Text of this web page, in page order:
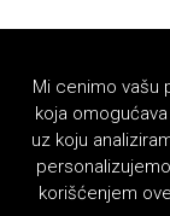
Mi cenimo vašu
koja
uz koju
korišćenjem